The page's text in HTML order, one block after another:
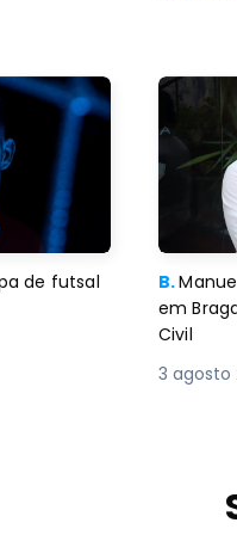
de futsal
B.
em
Civil
3 agosto